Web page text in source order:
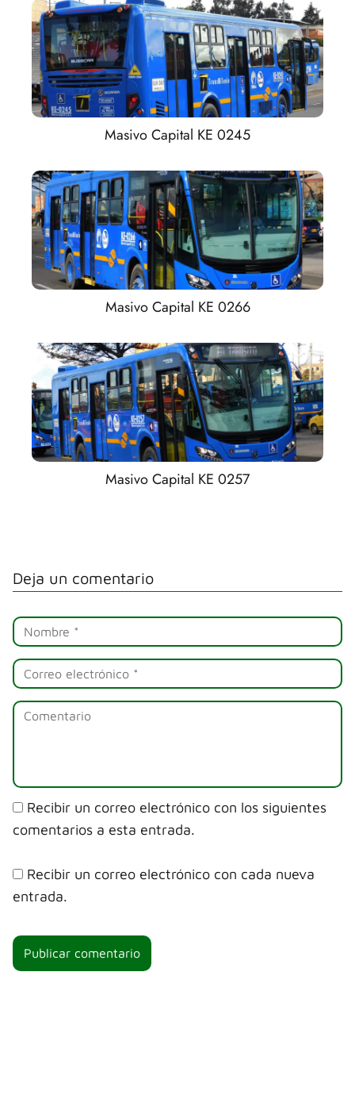
Masivo Capital KE 0245
Masivo Capital KE 0266
Masivo Capital KE 0257
Deja un comentario
Recibir un correo electrónico con los siguientes
comentarios a esta entrada.
Recibir un correo electrónico con cada nueva
entrada.